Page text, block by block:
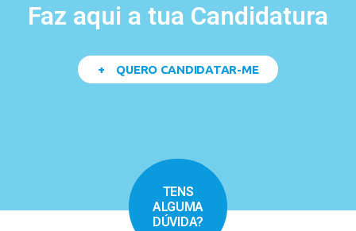
Faz aqui a tua Candidatura
+ QUERO CANDIDATAR-ME
TENS
ALGUMA
DÚVIDA?